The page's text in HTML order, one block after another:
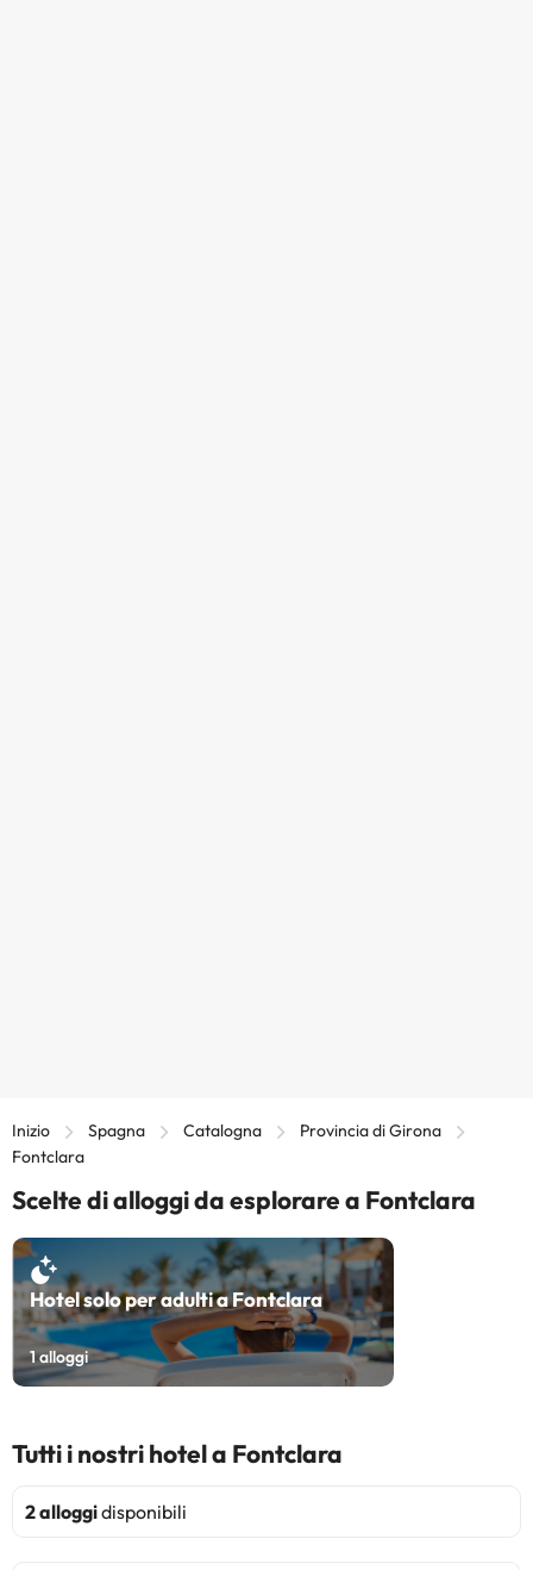
Inizio Spagna Catalogna
Provincia di Girona
Fontclara
Scelte di alloggi da esplorare a Fontclara
Hotel solo per adulti a Fontclara
1alloggi
Tutti i nostri hotel a Fontclara
2 alloggidisponibili